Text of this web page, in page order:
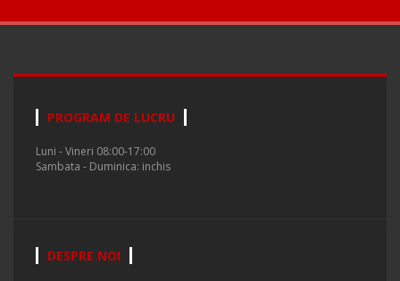
PROGRAM DE LUCRU
Luni - Vineri 08:00-17:00
Sambata - Duminica: inchis
DESPRE NOI